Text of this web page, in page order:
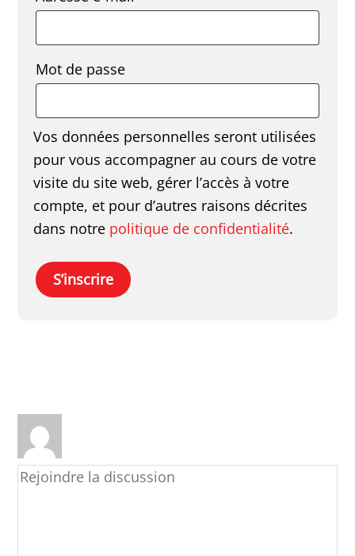
Mot de passe
Vos données personnelles seront utilisées
pour vous accompagner au cours de votre
visite du site web, gérer l’accès à votre
compte, et pour d’autres raisons décrites
dans notre politique de confidentialité.
S’inscrire